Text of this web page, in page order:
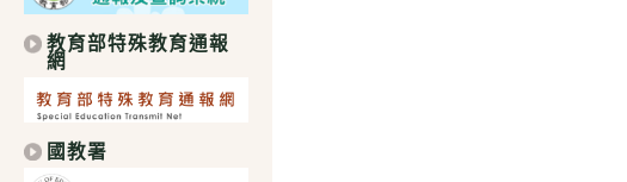
教育部特殊教育通報
網
國教署